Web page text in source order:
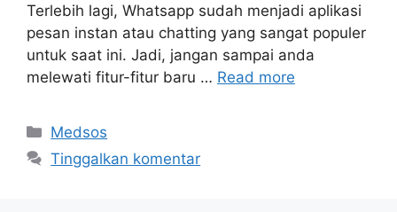
Terlebih lagi, Whatsapp sudah menjadi aplikasi
pesan instan atau chatting yang sangat populer
untuk saat ini. Jadi, jangan sampai anda
melewati fitur-fitur baru … Read more
Kategori
Medsos
Tinggalkan komentar